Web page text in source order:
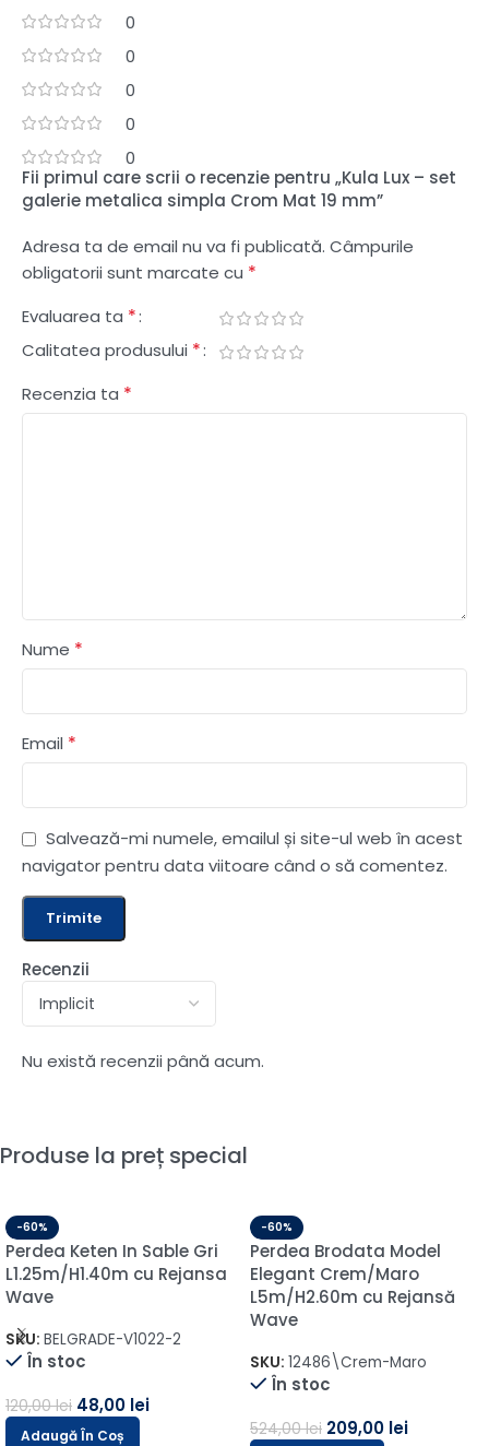
0
0
0
0
0
Recenzii
Nu există recenzii până acum.
Fii primul care scrii o recenzie pentru „Kula Lux – set
galerie metalica simpla Crom Mat 19 mm”
Adresa ta de email nu va fi publicată. Câmpurile
obligatorii sunt marcate cu *
Evaluarea ta *
Calitatea produsului *
Recenzia ta *
Nume *
Email *
Salvează-mi numele, emailul și site-ul web în acest
navigator pentru data viitoare când o să comentez.
Produse la preț special
-60%
Draperie EYFEL Ivory 20194
L1m/H2.20m cu Rejansa de
6cm
SKU:14835-4836
În stoc
48,00lei 19,00lei
Adaugă În Coș
-60%
Perdea Ivory din Inișor cu
Model Maro/Auriu
L5m/H2.50m cu Rejansa
Wave
SKU:GKM-324F-325
În stoc
452,00lei 180,00lei